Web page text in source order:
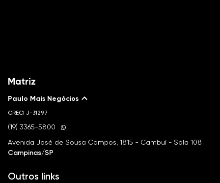
Matriz
Paulo Mais Negócios
CRECI J-31297
(19) 3365-5800
Avenida José de Sousa Campos, 1815 - Cambuí - Sala 108
Campinas/SP
Outros links